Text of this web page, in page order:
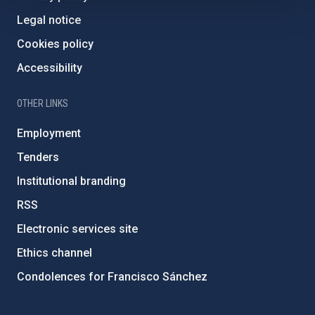
Legal notice
Cookies policy
Accessibility
OTHER LINKS
Employment
Tenders
Institutional branding
RSS
Electronic services site
Ethics channel
Condolences for Francisco Sánchez